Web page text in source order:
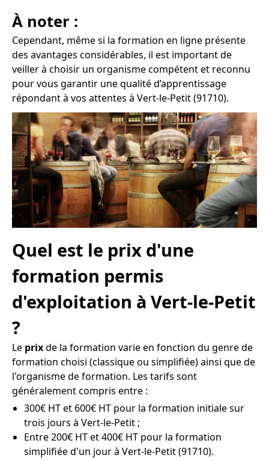
À noter :
Cependant, même si la formation en ligne présente
des avantages considérables, il est important de
veiller à choisir un organisme compétent et reconnu
pour vous garantir une qualité d’apprentissage
répondant à vos attentes à Vert-le-Petit (91710).
Quel est le prix d'une
formation permis
d'exploitation à Vert-le-Petit
?
Le prixde la formation varie en fonction du genre de
formation choisi (classique ou simplifiée) ainsi que de
l'organisme de formation. Les tarifs sont
généralement compris entre :
300€ HT et 600€ HT pour la formation initiale sur
trois jours à Vert-le-Petit ;
Entre 200€ HT et 400€ HT pour la formation
simplifiée d'un jour à Vert-le-Petit (91710).